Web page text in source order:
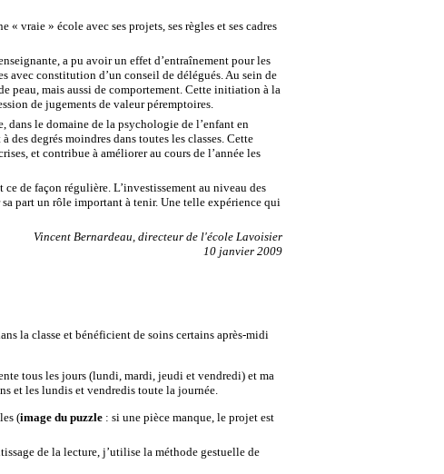
vraie » école avec ses projets, ses règles et ses cadres
a pu avoir un effet d’entraînement pour les
avec constitution d’un conseil de délégués. Au sein de
peau, mais aussi de comportement. Cette initiation à la
de jugements de valeur péremptoires.
dans le domaine de la psychologie de l’enfant en
degrés moindres dans toutes les classes. Cette
et contribue à améliorer au cours de l’année les
de façon régulière. L’investissement au niveau des
part un rôle important à tenir. Une telle expérience qui
Vincent Bernardeau, directeur de l'école Lavoisier
10 janvier 2009
la classe et bénéficient de soins certains après-midi
tous les jours (lundi, mardi, jeudi et vendredi) et ma
et les lundis et vendredis toute la journée.
(image du puzzle : si une pièce manque, le projet est
de la lecture, j’utilise la méthode gestuelle de